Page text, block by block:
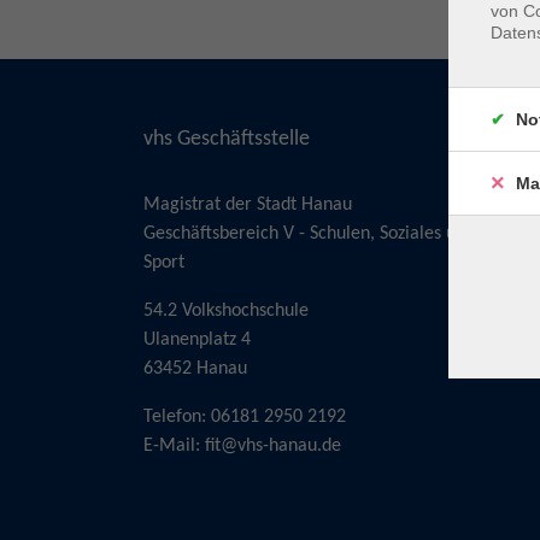
vhs Geschäftsstelle
Magistrat der Stadt Hanau
Geschäftsbereich V - Schulen, Soziales und
Sport
54.2 Volkshochschule
Ulanenplatz 4
63452 Hanau
Telefon: 06181 2950 2192
E-Mail: fit@vhs-hanau.de
von